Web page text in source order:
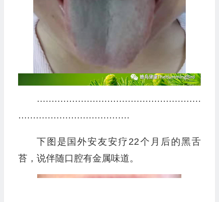
························································
······································
下图是国外安友安疗22个月后的黑舌
苔，说伴随口腔有金属味道。